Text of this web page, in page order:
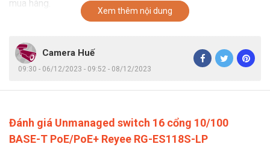
mua hàng.
Xem thêm nội dung
Camera Huế
09:30 - 06/12/2023 - 09:52 - 08/12/2023
Đánh giá Unmanaged switch 16 cổng 10/100
BASE-T PoE/PoE+ Reyee RG-ES118S-LP